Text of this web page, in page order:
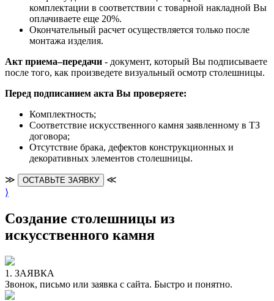
комплектации в соответствии с товарной накладной Вы
оплачиваете еще 20%.
Окончательный расчет осуществляется только после
монтажа изделия.
Акт приема–передачи - документ, который Вы подписываете
после того, как произведете визуальный осмотр столешницы.
Перед подписанием акта Вы проверяете:
Комплектность;
Cоответствие искусственного камня заявленному в ТЗ
договора;
Отсутствие брака, дефектов конструкционных и
декоративных элементов столешницы.
≫ ОСТАВЬТЕ ЗАЯВКУ
≪
⟩
Создание столешницы из
искусственного камня
1. ЗАЯВКА
Звонок, письмо или заявка с сайта. Быстро и понятно.